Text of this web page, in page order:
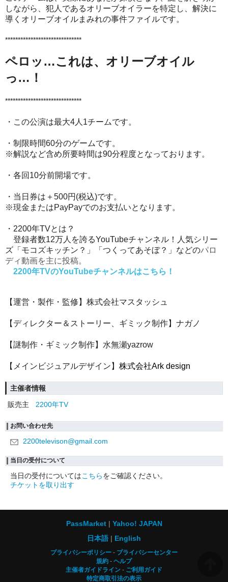
しながら、犯人であるオリーブオイラーを特定し、 解決に
導くオリーブオイルまみれの事件ファイルです。
******************************
ペロッ…これは、オリーブオイル
っ…！
******************************
・この公演は最大4人1チームです。
・制限時間60分のゲームです。
※解説など含め所要時間は90分程度となっております。
・各回10分前開場です。
・当日券は＋500円(税込)です。
※現金またはPayPayでのお支払いとなります。
・2200年TVとは？
登録者数12万人を誇るYouTubeチャンネル！ 人気シリー
ズ「モコズキッチン？」「つくってあそぼ？」などのパロ
ディ動画を主に投稿。
2200年TVのYouTubeチャンネルはこちら！
【運営・製作・監修】株式会社マスタッシュ
【ディレクター＆ストーリー、ギミック制作】ナガノ
【謎制作・ギミック制作】水無瀬yazrow
【メインビジュアルデザイン】 株式会社Ark design
主催者情報
販売主
2200年TV
お問い合わせ先
2200televison@gmail.com
当日の受付について
当日の受付についてはこちらをご確認ください。
チケットを取り出す
PassMarket
Yahoo! JAPAN
日本語
English
プライバシーポリシー
プライバシーセンター
規約
ヘルプ
主催者ガイドライン
ご利用ガイド
特定商取引法の表示